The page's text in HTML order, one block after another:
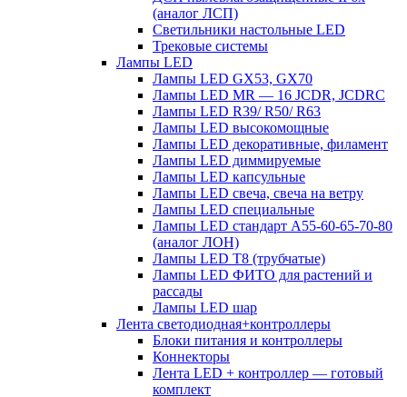
(аналог ЛСП)
Светильники настольные LED
Трековые системы
Лампы LED
Лампы LED GX53, GX70
Лампы LED MR — 16 JCDR, JCDRC
Лампы LED R39/ R50/ R63
Лампы LED высокомощные
Лампы LED декоративные, филамент
Лампы LED диммируемые
Лампы LED капсульные
Лампы LED свеча, свеча на ветру
Лампы LED специальные
Лампы LED стандарт А55-60-65-70-80
(аналог ЛОН)
Лампы LED Т8 (трубчатые)
Лампы LED ФИТО для растений и
рассады
Лампы LED шар
Лента светодиодная+контроллеры
Блоки питания и контроллеры
Коннекторы
Лента LED + контроллер — готовый
комплект